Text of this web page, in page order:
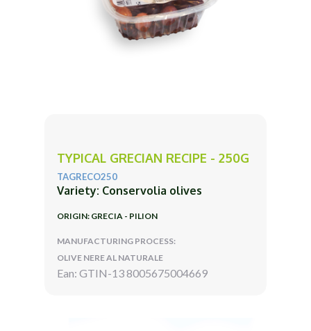
TYPICAL GRECIAN RECIPE - 250G
TAGRECO250
Variety: Conservolia olives
ORIGIN: GRECIA - PILION
MANUFACTURING PROCESS:
OLIVE NERE AL NATURALE
Ean: GTIN-13 8005675004669